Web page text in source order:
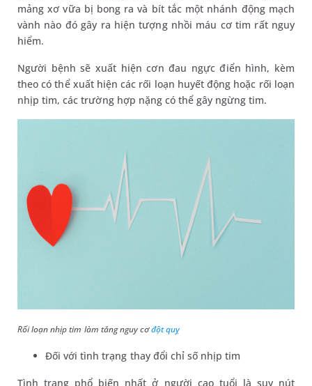
mảng xơ vữa bị bong ra và bít tắc một nhánh động mạch
vành nào đó gây ra hiện tượng nhồi máu cơ tim rất nguy
hiểm.
Người bệnh sẽ xuất hiện cơn đau ngực điển hình, kèm
theo có thể xuất hiện các rối loạn huyết động hoặc rối loạn
nhịp tim, các trường hợp nặng có thể gây ngừng tim.
Rối loạn nhịp tim làm tăng nguy cơđột quỵ
Đối với tình trạng thay đổi chỉ số nhịp tim
Tình trạng phổ biến nhất ở người cao tuổi là suy nút